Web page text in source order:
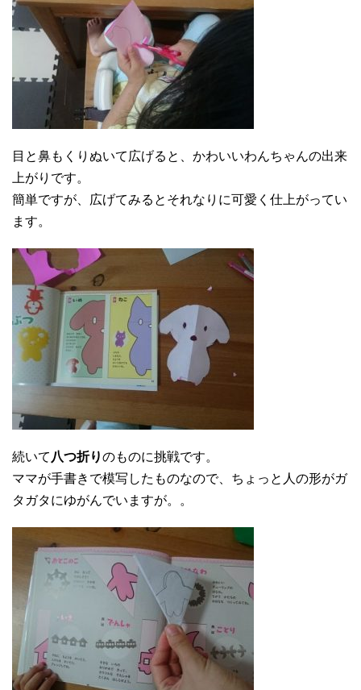
目と鼻もくりぬいて広げると、かわいいわんちゃんの出来
上がりです。
簡単ですが、広げてみるとそれなりに可愛く仕上がってい
ます。
続いて 八つ折りのものに挑戦です。
ママが手書きで模写したものなので、ちょっと人の形がガ
タガタにゆがんでいますが。。